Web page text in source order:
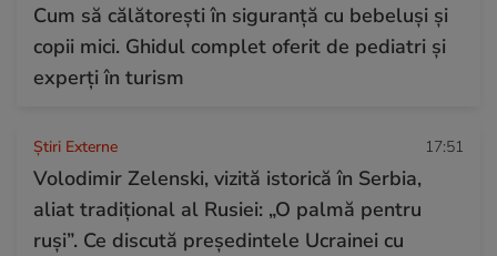
Cum să călătorești în siguranță cu bebeluși și
copii mici. Ghidul complet oferit de pediatri și
experți în turism
Știri Externe 17:51
Volodimir Zelenski, vizită istorică în Serbia,
aliat tradițional al Rusiei: „O palmă pentru
ruși”. Ce discută președintele Ucrainei cu